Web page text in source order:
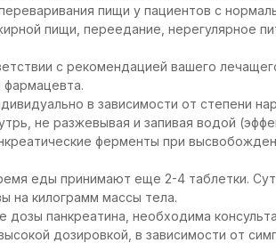
пищи у пациентов с
пищи, переедание, нерегулярное
с рекомендацией вашего
фармацевта.
в зависимости от степени
не разжевывая и запивая водой
ферменты при
еды принимают еще 2-4 таблетки.
на килограмм массы тела.
панкреатина, необходима
дозировкой, в зависимости от